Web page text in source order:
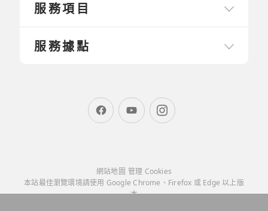
服務項目
服務據點
網站地圖 管理 Cookies
本站最佳瀏覽環境請使用 Google Chrome、Firefox 或 Edge 以上版
本